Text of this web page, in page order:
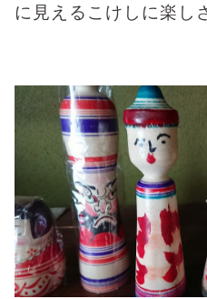
に見えるこけしに楽し